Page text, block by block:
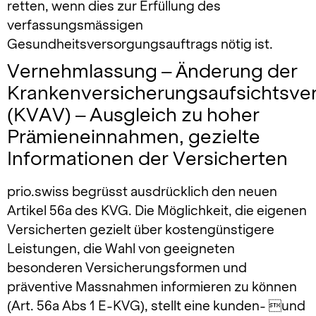
retten, wenn dies zur Erfüllung des
verfassungsmässigen
Gesundheitsversorgungsauftrags nötig ist.
Vernehmlassung – Änderung der
(KVAV) – Ausgleich zu hoher
Prämieneinnahmen, gezielte
Informationen der Versicherten
prio.swiss begrüsst ausdrücklich den neuen
Artikel 56a des KVG. Die Möglichkeit, die eigenen
Versicherten gezielt über kostengünstigere
Leistungen, die Wahl von geeigneten
besonderen Versicherungsformen und
präventive Massnahmen informieren zu können
(Art. 56a Abs 1 E-KVG), stellt eine kunden- und